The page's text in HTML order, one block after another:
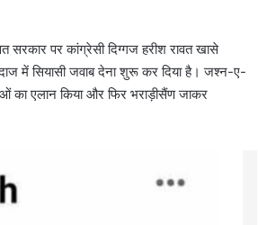
सरकार पर कांग्रेसी दिग्गज हरीश रावत खासे
में सियासी जवाब देना शुरू कर दिया है। जश्न-ए-
का एलान किया और फिर भराड़ीसैंण जाकर